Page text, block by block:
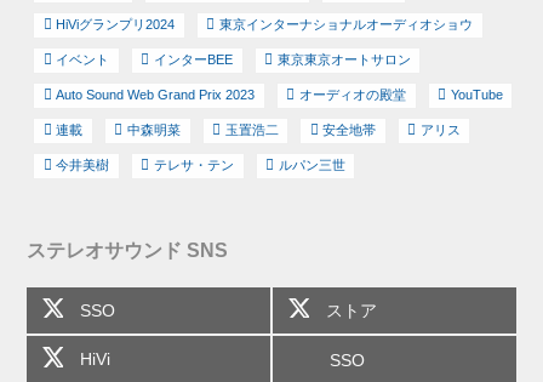
HiViグランプリ2024 東京インターナショナルオーディオショウ
イベント インターBEE 東京東京オートサロン
Auto Sound Web Grand Prix 2023 オーディオの殿堂 YouTube
連載 中森明菜 玉置浩二 安全地帯 アリス
今井美樹 テレサ・テン ルパン三世
ステレオサウンド SNS
SSO ストア
HiVi SSO